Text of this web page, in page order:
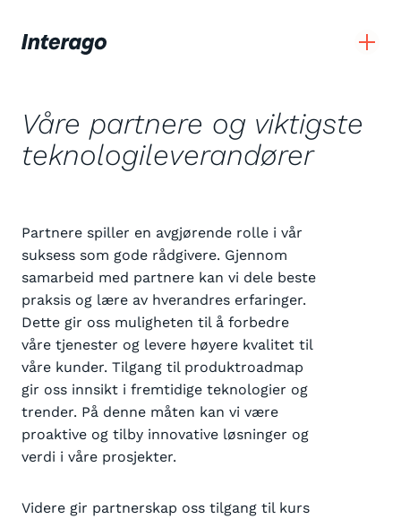
Våre partnere og viktigste
teknologileverandører
Partnere spiller en avgjørende rolle i vår
suksess som gode rådgivere. Gjennom
samarbeid med partnere kan vi dele beste
praksis og lære av hverandres erfaringer.
Dette gir oss muligheten til å forbedre
våre tjenester og levere høyere kvalitet til
våre kunder. Tilgang til produktroadmap
gir oss innsikt i fremtidige teknologier og
trender. På denne måten kan vi være
proaktive og tilby innovative løsninger og
verdi i våre prosjekter.
Videre gir partnerskap oss tilgang til kurs